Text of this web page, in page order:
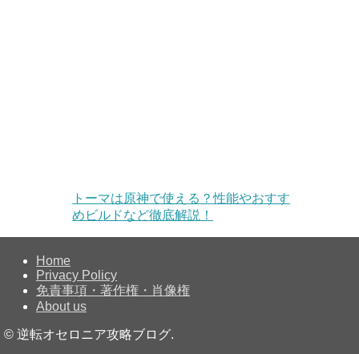
トーマは原神で使える？性能やおすす
めビルドなど徹底解説！
Home
Privacy Policy
免責事項・著作権・肖像権
About us
© 逆転オセロニア攻略ブログ.